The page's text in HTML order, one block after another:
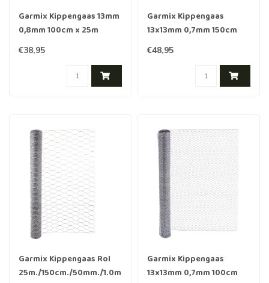
Garmix Kippengaas 13mm
0,8mm 100cm x 25m
Groen
€38,95
Garmix Kippengaas
13x13mm 0,7mm 150cm
10m verzinkt
€48,95
Garmix Kippengaas Rol
25m./150cm./50mm./1.0mm
Garmix Kippengaas
13x13mm 0,7mm 100cm